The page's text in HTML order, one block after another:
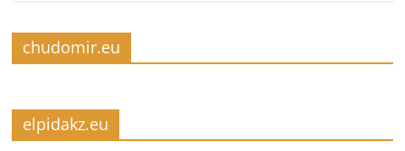
chudomir.eu
elpidakz.eu